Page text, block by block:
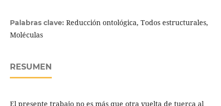
Palabras clave: Reducción ontológica, Todos estructurales,
Moléculas
RESUMEN
El presente trabajo no es más que otra vuelta de tuerca al